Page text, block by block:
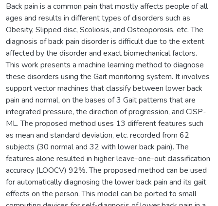
Back pain is a common pain that mostly affects people of all
ages and results in different types of disorders such as
Obesity, Slipped disc, Scoliosis, and Osteoporosis, etc. The
diagnosis of back pain disorder is difficult due to the extent
affected by the disorder and exact biomechanical factors.
This work presents a machine learning method to diagnose
these disorders using the Gait monitoring system. It involves
support vector machines that classify between lower back
pain and normal, on the bases of 3 Gait patterns that are
integrated pressure, the direction of progression, and CISP-
ML. The proposed method uses 13 different features such
as mean and standard deviation, etc. recorded from 62
subjects (30 normal and 32 with lower back pain). The
features alone resulted in higher leave-one-out classification
accuracy (LOOCV) 92%. The proposed method can be used
for automatically diagnosing the lower back pain and its gait
effects on the person. This model can be ported to small